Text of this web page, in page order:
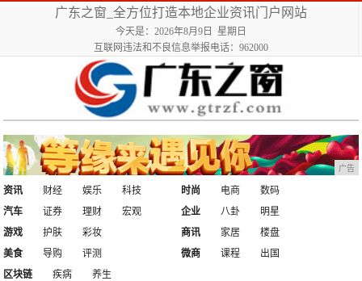
广东之窗_全方位打造本地企业资讯门户网站
今天是：2026年8月9日 星期日
互联网违法和不良信息举报电话：962000
广告
资讯 财经 娱乐
科技
汽车
证券 理财 宏观
时尚 电商
数码
企业
八卦
明星
游戏
护肤
彩妆
美食
导购 评测
商讯 家居
楼盘
微商
课程
出国
区块链
疾病
养生